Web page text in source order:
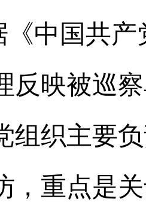
《中国共
反映被巡
组织主要
，重点是